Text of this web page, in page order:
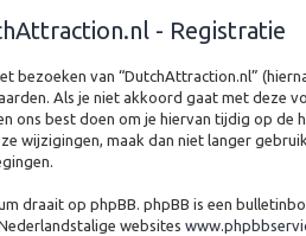
- Registratie
bezoeken van “DutchAttraction.nl”
Als je niet akkoord gaat met deze
ons best doen om je hiervan tijdig op
wijzigingen, maak dan niet langer
draait op phpBB. phpBB is een
websites